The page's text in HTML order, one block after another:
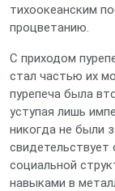
тихоокеанским
процветанию.
С приходом
стал частью их
пурепеча была
уступая лишь
никогда не были
социальной
навыками в